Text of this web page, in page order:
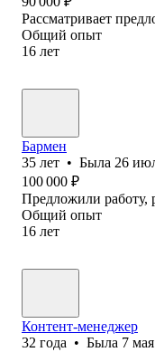
Рассматривает
Общий опыт
16 лет
Бармен
35 лет • Была 26
100 000 ₽
Предложили работу,
Общий опыт
16 лет
Контент-менеджер
32 года • Была 7 мая